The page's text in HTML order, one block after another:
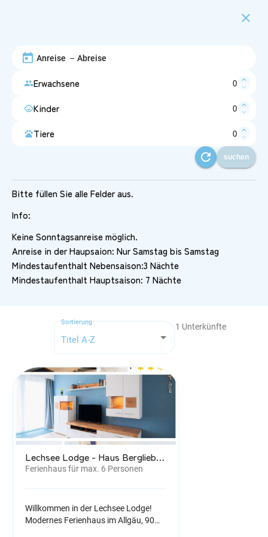
close
–
peopleErwachsene
expand_less
expand_more
child_careKinder
expand_less
expand_more
petsTiere
expand_less
expand_more
refresh suchen
Bitte füllen Sie alle Felder aus.
Info:
Keine Sonntagsanreise möglich.
Anreise in der Haupsaion: Nur Samstag bis Samstag
Mindestaufenthalt Nebensaison:3 Nächte
Mindestaufenthalt Hauptsaison: 7 Nächte
1 Unterkünfte
Titel A-Z
Sortierung
Lechsee Lodge - Haus Bergliebe (Nr. 4)
Ferienhaus für max. 6 Personen
Willkommen in der Lechsee Lodge!
Modernes Ferienhaus im Allgäu, 90